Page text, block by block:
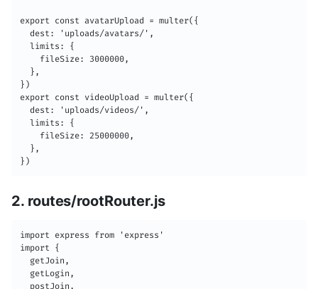
export const avatarUpload = multer({
  dest: 'uploads/avatars/',
  limits: {
    fileSize: 3000000,
  },
})
export const videoUpload = multer({
  dest: 'uploads/videos/',
  limits: {
    fileSize: 25000000,
  },
})
2. routes/rootRouter.js
import express from 'express'
import {
  getJoin,
  getLogin,
  postJoin,